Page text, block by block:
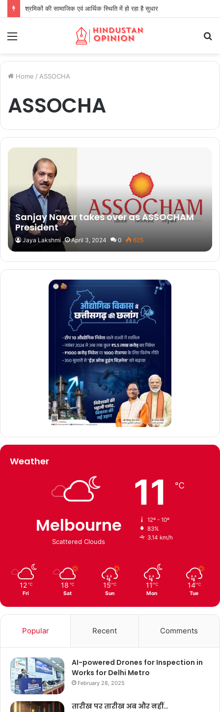
श्रमिकों की सामाजिक एवं आर्थिक स्थिति में हो रहा है सुधार
Home / ASSOCHA
ASSOCHA
Sanjay Nayar takes over as ASSOCHAM
President
Jaya Lakshmi April 3, 2024 0 625
Weather
Melbourne
Scattered Clouds
11 ℃
12º - 10º
83%
3.14 km/h
12 ℃
Fri
18 ℃
Sat
15 ℃
Sun
11 ℃
Mon
14 ℃
Tue
Popular Recent Comments
AI-powered Drones for Inspection in
Works for Delhi Metro
February 28, 2025
तारीख पर तारीख अब और नहीं…